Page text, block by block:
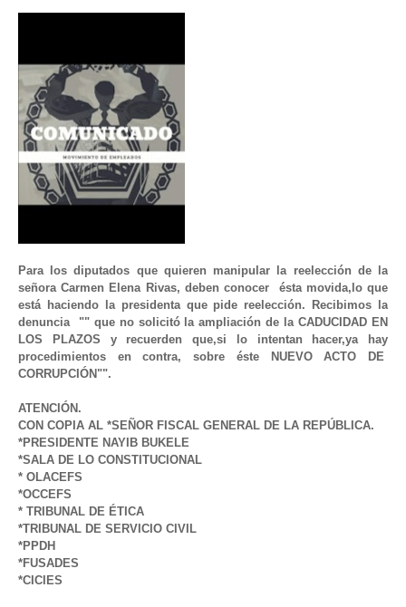
Para los diputados que quieren manipular la reelección de la
señora Carmen Elena Rivas, deben conocer  ésta movida,lo que
está haciendo la presidenta que pide reelección. Recibimos la
denuncia  "" que no solicitó la ampliación de la CADUCIDAD EN
LOS PLAZOS y recuerden que,si lo intentan hacer,ya hay
procedimientos en contra, sobre éste NUEVO ACTO DE
CORRUPCIÓN"".
ATENCIÓN.
CON COPIA AL *SEÑOR FISCAL GENERAL DE LA REPÚBLICA.
*PRESIDENTE NAYIB BUKELE
*SALA DE LO CONSTITUCIONAL
* OLACEFS
*OCCEFS
* TRIBUNAL DE ÉTICA
*TRIBUNAL DE SERVICIO CIVIL
*PPDH
*FUSADES
*CICIES